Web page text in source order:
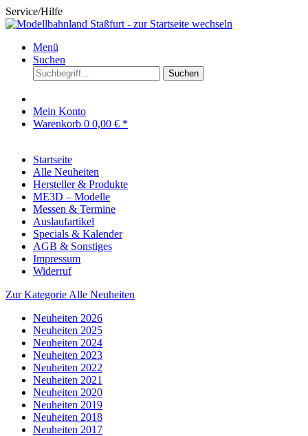
Service/Hilfe
Menü
Suchen
Suchen
Mein Konto
Warenkorb 0 0,00 € *
Startseite
Alle Neuheiten
Hersteller & Produkte
ME3D – Modelle
Messen & Termine
Auslaufartikel
Specials & Kalender
AGB & Sonstiges
Impressum
Widerruf
Zur Kategorie Alle Neuheiten
Neuheiten 2026
Neuheiten 2025
Neuheiten 2024
Neuheiten 2023
Neuheiten 2022
Neuheiten 2021
Neuheiten 2020
Neuheiten 2019
Neuheiten 2018
Neuheiten 2017